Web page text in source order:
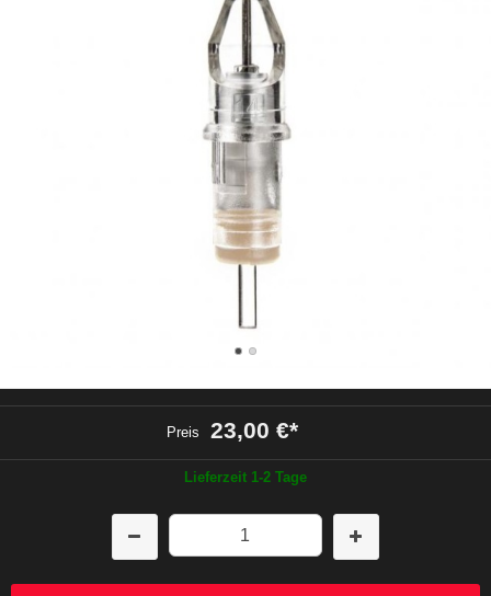
Preis 23,00 €*
Lieferzeit 1-2 Tage